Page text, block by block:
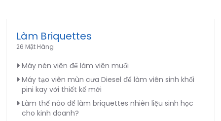
Làm Briquettes
26 Mặt Hàng
Máy nén viên để làm viên muối
Máy tạo viên mùn cưa Diesel để làm viên sinh khối
pini kay với thiết kế mới
Làm thế nào để làm briquettes nhiên liệu sinh học
cho kinh doanh?